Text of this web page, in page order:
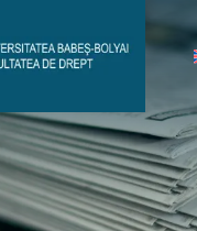
Avizier Studenți
Studii
Admitere